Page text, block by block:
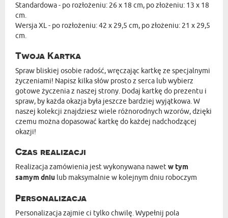
Standardowa - po rozłożeniu: 26 x 18 cm, po złożeniu: 13 x 18
cm.
Wersja XL - po rozłożeniu: 42 x 29,5 cm, po złożeniu: 21 x 29,5
cm.
Twoja Kartka
Spraw bliskiej osobie radość, wręczając kartkę ze specjalnymi
życzeniami! Napisz kilka słów prosto z serca lub wybierz
gotowe życzenia z naszej strony. Dodaj kartkę do prezentu i
spraw, by każda okazja była jeszcze bardziej wyjątkowa. W
naszej kolekcji znajdziesz wiele różnorodnych wzorów, dzięki
czemu można dopasować kartkę do każdej nadchodzącej
okazji!
Czas realizacji
Realizacja zamówienia jest wykonywana nawetw tym
samym dniu lub maksymalnie w kolejnym dniu roboczym
Personalizacja
Personalizacja zajmie ci tylko chwilę. Wypełnij pola